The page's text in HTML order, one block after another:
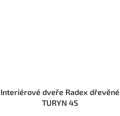
Interiérové dveře Radex dřevěné
TURYN 4S